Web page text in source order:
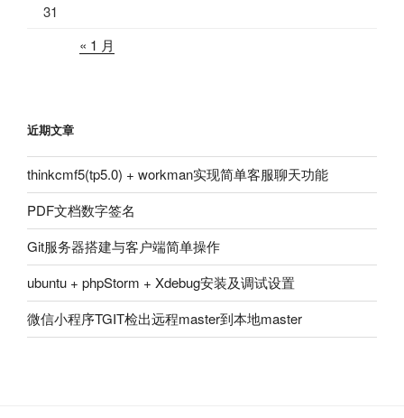
31
« 1 月
近期文章
thinkcmf5(tp5.0) + workman实现简单客服聊天功能
PDF文档数字签名
Git服务器搭建与客户端简单操作
ubuntu + phpStorm + Xdebug安装及调试设置
微信小程序TGIT检出远程master到本地master